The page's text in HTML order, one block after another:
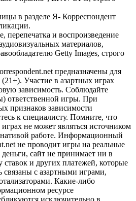
в разделе Я- Корреспондент
перепечатка и воспроизведение
материалов,
Getty Images, строго
предназначены для
Участие в азартных играх
зависимость. Соблюдайте
ответственной игры. При
признаков зависимости
к специалисту. Помните, что
играх не может являться источником
работе. Информационный
не проводит игры на реальные
сайт не принимает ни в
ставок и других платежей, которые
связаны с азартными играми,
Какие-либо
ресурсе
исключительно в